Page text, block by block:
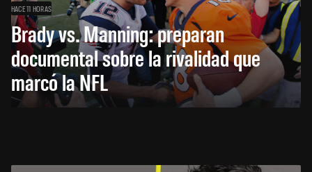
HACE 11 HORAS
Brady vs. Manning: preparan
documental sobre la rivalidad que
marcó la NFL